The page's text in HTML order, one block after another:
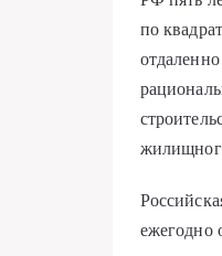
по
ежегодно